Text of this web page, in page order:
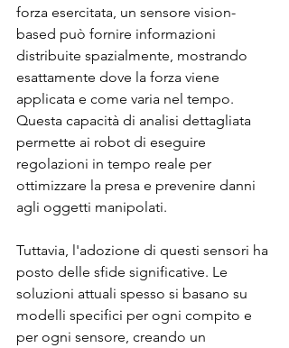
forza esercitata, un sensore vision-
based può fornire informazioni
distribuite spazialmente, mostrando
esattamente dove la forza viene
applicata e come varia nel tempo.
Questa capacità di analisi dettagliata
permette ai robot di eseguire
regolazioni in tempo reale per
ottimizzare la presa e prevenire danni
agli oggetti manipolati.
Tuttavia, l'adozione di questi sensori ha
posto delle sfide significative. Le
soluzioni attuali spesso si basano su
modelli specifici per ogni compito e
per ogni sensore, creando un